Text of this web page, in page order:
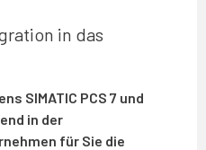
in das
SIMATIC PCS 7 und
in der
für Sie die